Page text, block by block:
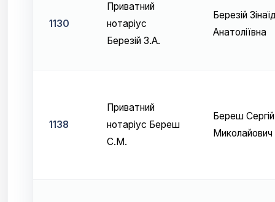
1130
Приватний
нотаріус
Березій З.А.
Березій
Анатоліївна
1138
Приватний
нотаріус Береш
С.М.
Береш Сергій
Миколайович